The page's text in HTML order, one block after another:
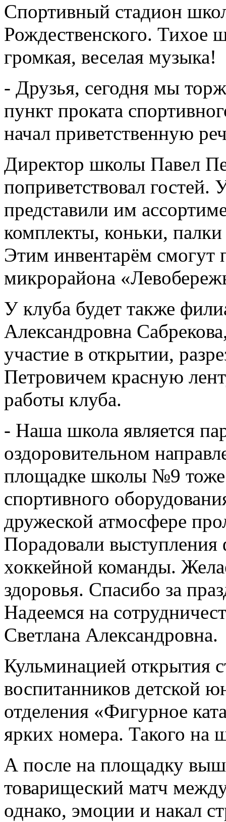
Спортивный стадион
Рождественского. Тихое
громкая, веселая музыка!
- Друзья, сегодня мы
пункт проката
начал приветственную
Директор школы Павел
поприветствовал
представили им
комплекты, коньки,
Этим инвентарём смогут
микрорайона
У клуба будет также
Александровна
участие в открытии,
Петровичем красную
работы клуба.
- Наша школа является
оздоровительном
площадке школы №9 тоже
спортивного
дружеской атмосфере
Порадовали выступления
хоккейной команды.
здоровья. Спасибо за
Надеемся на
Светлана Александровна.
Кульминацией открытия
воспитанников детской
отделения «Фигурное
ярких номера. Такого на
А после на площадку
товарищеский матч
однако, эмоции и накал